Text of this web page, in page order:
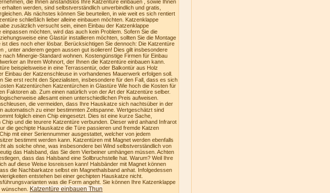
die Ihnen anstandslos Ihre Katzentüre einbauen , sowie Ihnen
werden, sind selbstverständlich unverbindlich und gratis,
Als nächstes können Sie beurteilen, in wie weit es sich rentiert
schließlich lieber alleine einbauen möchten. Katzenklappe
zusätzlich versucht sein, einen Einbau der Katzenklappe
möchten, wird das auch kein Problem. Sofern Sie die
eine Glastür installieren möchten, sollten Sie die Montage
dies noch eher lösbar. Berücksichtigen Sie dennoch: Die Katzentüre
, unter anderem gegen aussen gut isolieren! Dies gilt insbesondere
Minergie-Standard wohnen. Kostengünstige Firmen für Einbau
an Ihrem Wohnort, der Ihnen die Katzentüre einbauen kann.
beispielsweise in eine Terrassentür, oder Balkontür aus Holz
Einbau der Katzenschleuse in vorhandenes Mauerwerk erfolgen soll.
Sie erst recht den Spezialisten, insbesondere für den Fall, dass es sich
Katzentürchen Katzentürchen in Glastüre Wie hoch die Kosten für
Faktoren ab. Zum einen natürlich von der Art der Katzentüre selber.
allesamt einen unterschiedlichen Preis aufweisen.
die vermeiden, dass Ihre Hauskatze sich nachtsüber in der
automatisch zu einer bestimmten Zeitspanne. Wertgeschätzt sind
folglich einen Chip eingesetzt. Dies ist eine kurze Sache,
und die teurere Katzentüre verbunden. Dieser wird anhand Infrarot
die gechipte Hauskatze die Türe passieren und fremde Katzen
mit einer Seriennummer ausgestattet, welcher von jedem
bestimmt werden kann. Katzentüren mit Magnet werden ebenfalls
als solche ohne, was insbesondere bei Wind selbstverständlich von
das Halsband, das Sie dem Vierbeiner umhängen müssen. Achten
dass das Halsband eine Sollbruchstelle hat. Warum? Weil Ihre
auf diese Weise losreissen kann! Halsbänder mit Magnet können
die Nachbarkatze selbst ein Magnethalsband anhat. Infolgedessen
entstehen bei einer gechipten Hauskatze nicht.
was die Form angeht. Sie können Ihre Katzenklappe
Katzentüre einbauen Thun